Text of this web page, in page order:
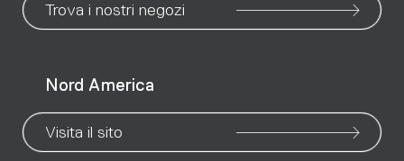
Trova i nostri negozi
Nord America
Visita il sito